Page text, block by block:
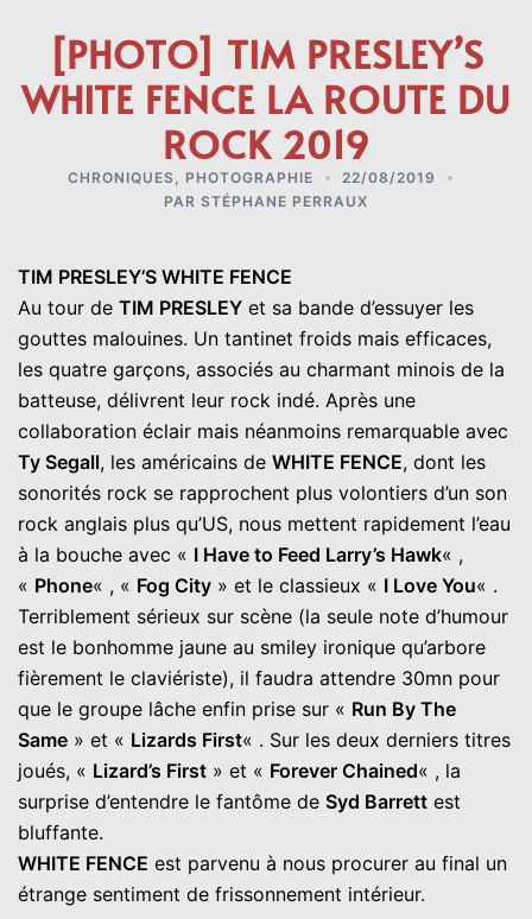
[PHOTO] TIM PRESLEY’S
WHITE FENCE LA ROUTE DU
ROCK 2019
CHRONIQUES PHOTOGRAPHIE
22/08/2019
PAR STÉPHANE PERRAUX
TIM PRESLEY’S WHITE FENCE
Au tour de TIM PRESLEY et sa bande d’essuyer les
gouttes malouines. Un tantinet froids mais efficaces,
les quatre garçons, associés au charmant minois de la
batteuse, délivrent leur rock indé. Après une
collaboration éclair mais néanmoins remarquable avec
Ty Segall, les américains de WHITE FENCE, dont les
sonorités rock se rapprochent plus volontiers d’un son
rock anglais plus qu’US, nous mettent rapidement l’eau
à la bouche avec « I Have to Feed Larry’s Hawk« ,
« Phone« , « Fog City » et le classieux « I Love You« .
Terriblement sérieux sur scène (la seule note d’humour
est le bonhomme jaune au smiley ironique qu’arbore
fièrement le claviériste), il faudra attendre 30mn pour
que le groupe lâche enfin prise sur « Run By The
Same » et « Lizards First« . Sur les deux derniers titres
joués, « Lizard’s First » et « Forever Chained« , la
surprise d’entendre le fantôme de Syd Barrett est
bluffante.
WHITE FENCE est parvenu à nous procurer au final un
étrange sentiment de frissonnement intérieur.